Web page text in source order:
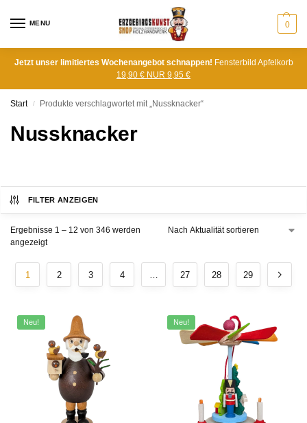
MENU 0
Jetzt unser limitiertes Wochenangebot schnappen! Fensterbild Apfelkorb
19,90 € NUR 9,95 €
Start / Produkte verschlagwortet mit „Nussknacker“
Nussknacker
FILTER ANZEIGEN
Ergebnisse 1 – 12 von 346 werden
angezeigt
1 2 3 4 … 27 28 29
Neu! Neu!